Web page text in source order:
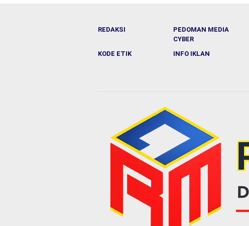
REDAKSI
PEDOMAN MEDIA
CYBER
KODE ETIK INFO IKLAN